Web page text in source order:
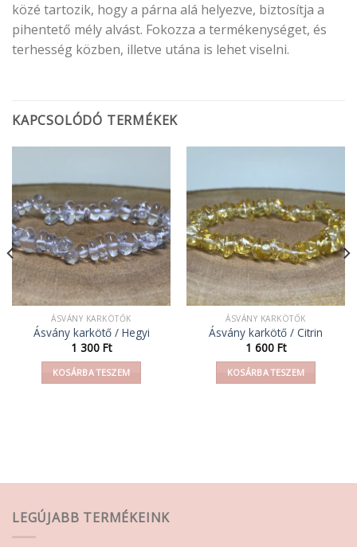
közé tartozik, hogy a párna alá helyezve, biztosítja a
pihentető mély alvást. Fokozza a termékenységet, és
terhesség közben, illetve utána is lehet viselni.
KAPCSOLÓDÓ TERMÉKEK
ÁSVÁNY KARKÖTŐK
Ásvány karkötő / Hegyi
1 300 Ft
KOSÁRBA TESZEM
ÁSVÁNY KARKÖTŐK
Ásvány karkötő / Citrin
1 600 Ft
KOSÁRBA TESZEM
LEGÚJABB TERMÉKEINK